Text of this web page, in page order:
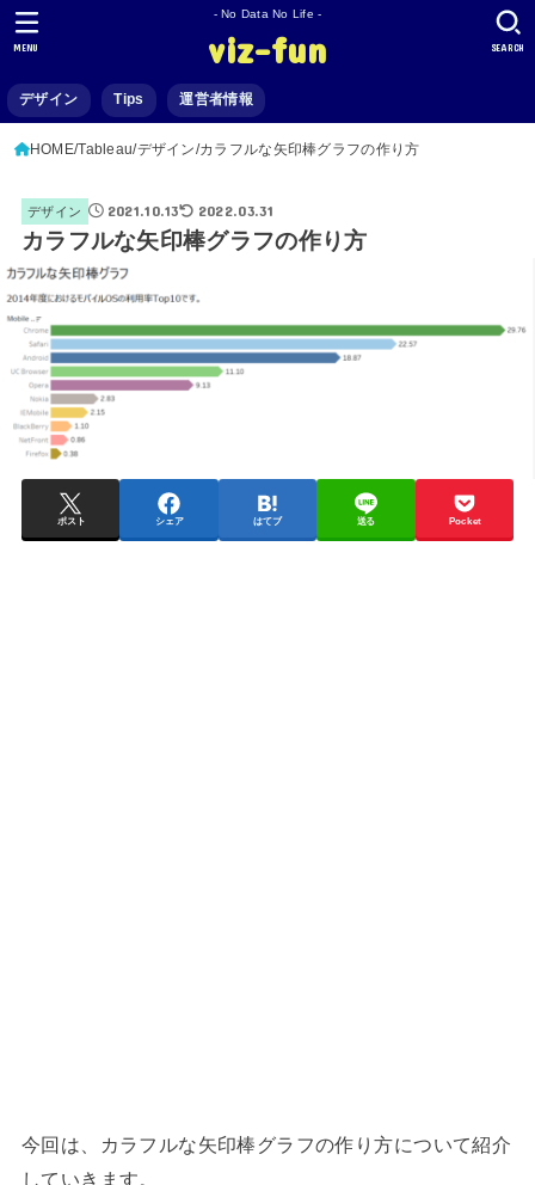
- No Data No Life -
viz-fun
デザイン Tips 運営者情報
SEARCH
MENU
HOME Tableau デザイン カラフルな矢印棒グラフの作り方
デザイン 2021.10.13 2022.03.31
カラフルな矢印棒グラフの作り方
ポスト シェア はてブ 送る Pocket
今回は、カラフルな矢印棒グラフの作り方について紹介
していきます。